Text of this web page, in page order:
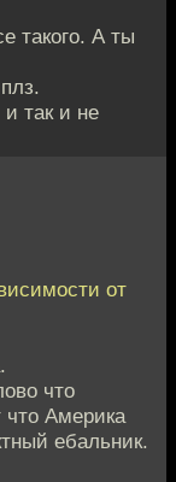
такого. А ты
так и не
от
что
Америка
ебальник.